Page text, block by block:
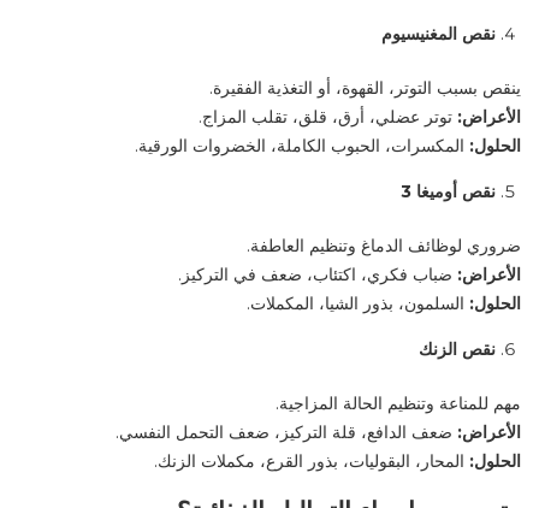
نقص المغنيسيوم
ينقص بسبب التوتر، القهوة، أو التغذية الفقيرة.
الأعراض: توتر عضلي، أرق، قلق، تقلب المزاج.
الحلول: المكسرات، الحبوب الكاملة، الخضروات الورقية.
نقص أوميغا 3
ضروري لوظائف الدماغ وتنظيم العاطفة.
الأعراض: ضباب فكري، اكتئاب، ضعف في التركيز .
الحلول: السلمون، بذور الشيا، المكملات.
نقص الزنك
مهم للمناعة وتنظيم الحالة المزاجية.
الأعراض: ضعف الدافع، قلة التركيز، ضعف التحمل النفسي.
الحلول: المحار، البقوليات، بذور القرع، مكملات الزنك.